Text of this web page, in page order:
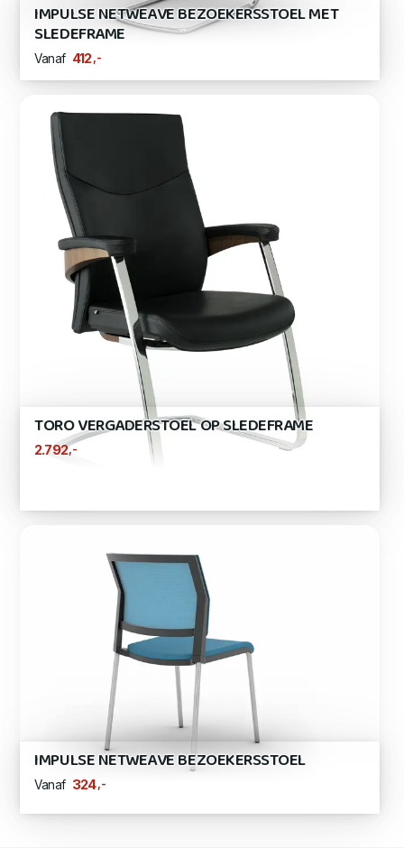
IMPULSE NETWEAVE BEZOEKERSSTOEL MET
SLEDEFRAME
Vanaf 412 ,-
TORO VERGADERSTOEL OP SLEDEFRAME
2.792,-
IMPULSE NETWEAVE BEZOEKERSSTOEL
Vanaf 324 ,-